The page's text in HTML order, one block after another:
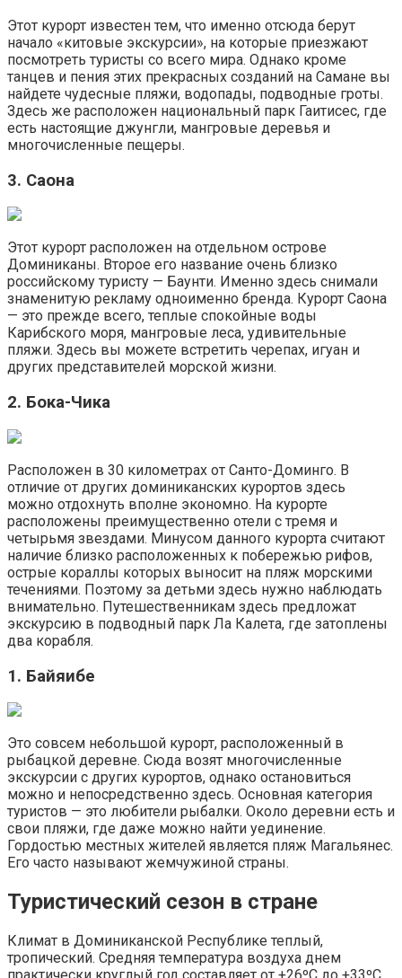
Этот курорт известен тем, что именно отсюда берут
начало «китовые экскурсии», на которые приезжают
посмотреть туристы со всего мира. Однако кроме
танцев и пения этих прекрасных созданий на Самане вы
найдете чудесные пляжи, водопады, подводные гроты.
Здесь же расположен национальный парк Гаитисес, где
есть настоящие джунгли, мангровые деревья и
многочисленные пещеры.
3. Саона
Этот курорт расположен на отдельном острове
Доминиканы. Второе его название очень близко
российскому туристу — Баунти. Именно здесь снимали
знаменитую рекламу одноименно бренда. Курорт Саона
— это прежде всего, теплые спокойные воды
Карибского моря, мангровые леса, удивительные
пляжи. Здесь вы можете встретить черепах, игуан и
других представителей морской жизни.
2. Бока-Чика
Расположен в 30 километрах от Санто-Доминго. В
отличие от других доминиканских курортов здесь
можно отдохнуть вполне экономно. На курорте
расположены преимущественно отели с тремя и
четырьмя звездами. Минусом данного курорта считают
наличие близко расположенных к побережью рифов,
острые кораллы которых выносит на пляж морскими
течениями. Поэтому за детьми здесь нужно наблюдать
внимательно. Путешественникам здесь предложат
экскурсию в подводный парк Ла Калета, где затоплены
два корабля.
1. Байяибе
Это совсем небольшой курорт, расположенный в
рыбацкой деревне. Сюда возят многочисленные
экскурсии с других курортов, однако остановиться
можно и непосредственно здесь. Основная категория
туристов — это любители рыбалки. Около деревни есть и
свои пляжи, где даже можно найти уединение.
Гордостью местных жителей является пляж Магальянес.
Его часто называют жемчужиной страны.
Туристический сезон в стране
Климат в Доминиканской Республике теплый,
тропический. Средняя температура воздуха днем